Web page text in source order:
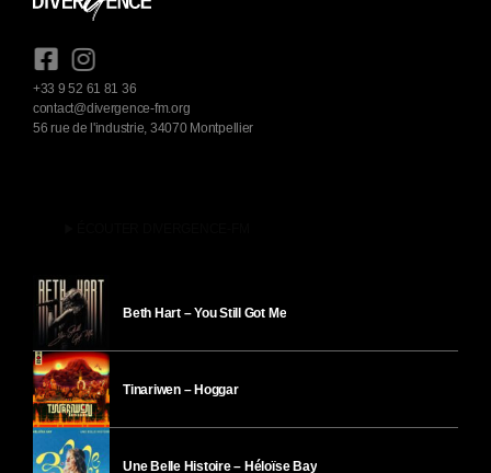
+33 9 52 61 81 36
contact@divergence-fm.org
56 rue de l'industrie, 34070 Montpellier
Beth Hart – You Still Got Me
Tinariwen – Hoggar
Une Belle Histoire – Héloïse Bay